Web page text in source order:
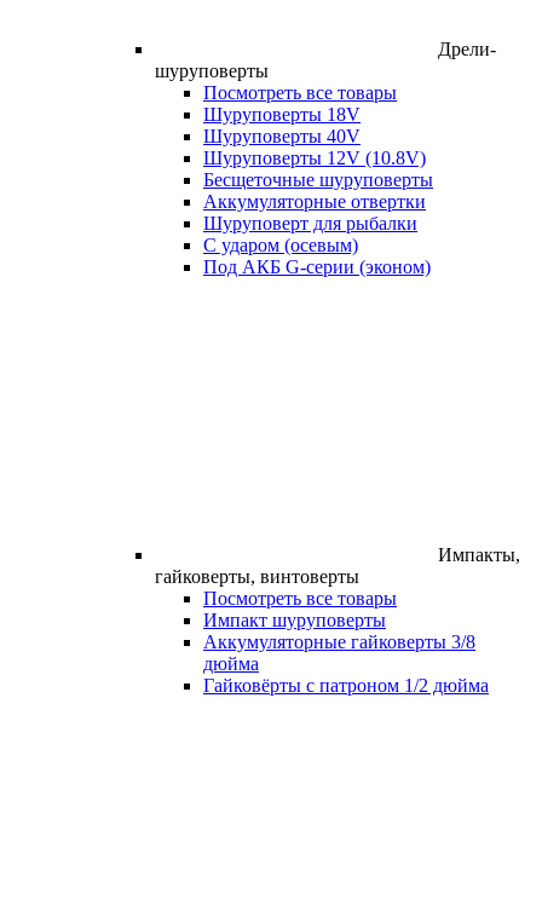
Дрели-
шуруповерты
Посмотреть все товары
Шуруповерты 18V
Шуруповерты 40V
Шуруповерты 12V (10.8V)
Бесщеточные шуруповерты
Аккумуляторные отвертки
Шуруповерт для рыбалки
С ударом (осевым)
Под АКБ G-серии (эконом)
Импакты,
гайковерты, винтоверты
Посмотреть все товары
Импакт шуруповерты
Аккумуляторные гайковерты 3/8
дюйма
Гайковёрты с патроном 1/2 дюйма